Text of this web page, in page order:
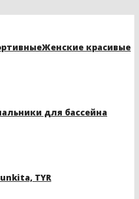
Женские красивые
для бассейна
TYR